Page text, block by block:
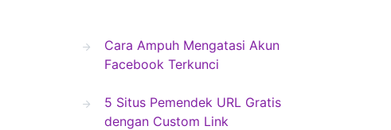
Cara Ampuh Mengatasi Akun
Facebook Terkunci
5 Situs Pemendek URL Gratis
dengan Custom Link